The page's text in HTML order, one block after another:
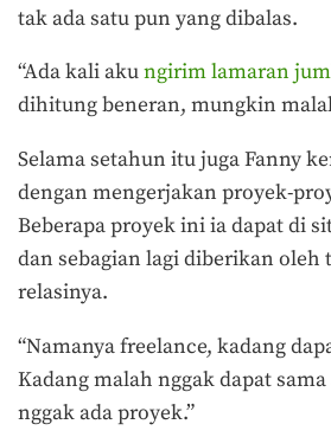
tak ada satu pun yang dibalas.
“Ada kali akungirim lamaran
dihitung beneran, mungkin
Selama setahun itu juga Fanny
dengan mengerjakan proyek-
Beberapa proyek ini ia dapat di
dan sebagian lagi diberikan oleh
relasinya.
“Namanya freelance, kadang
Kadang malah nggak dapat
nggak ada proyek.”